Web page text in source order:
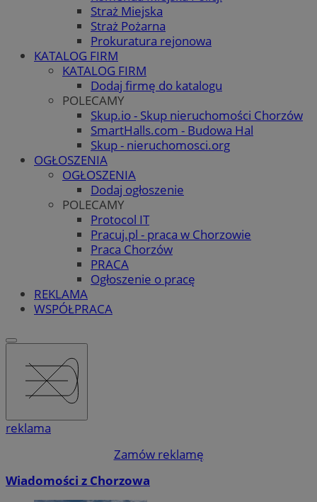
Straż Miejska
Straż Pożarna
Prokuratura rejonowa
KATALOG FIRM
KATALOG FIRM
Dodaj firmę do katalogu
POLECAMY
Skup.io - Skup nieruchomości Chorzów
SmartHalls.com - Budowa Hal
Skup - nieruchomosci.org
OGŁOSZENIA
OGŁOSZENIA
Dodaj ogłoszenie
POLECAMY
Protocol IT
Pracuj.pl - praca w Chorzowie
Praca Chorzów
PRACA
Ogłoszenie o pracę
REKLAMA
WSPÓŁPRACA
reklama
Zamów reklamę
Wiadomości z Chorzowa